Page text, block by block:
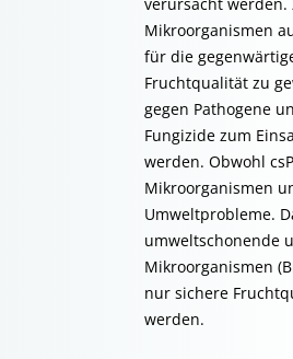
Mikroorganismen
für die
Fruchtqualität zu
gegen Pathogene
Fungizide zum
werden. Obwohl
Mikroorganismen
Umweltprobleme.
umweltschonende
Mikroorganismen
nur sichere
werden.